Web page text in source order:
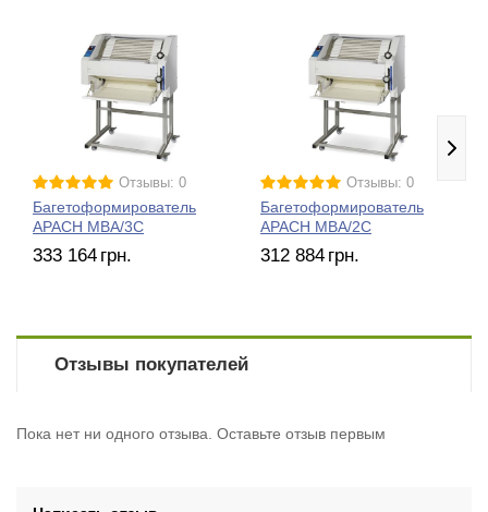
Отзывы: 0
Багетоформирователь
APACH MBA/3C
333 164 грн.
Отзывы: 0
Багетоформирователь
APACH MBA/2C
312 884 грн.
Отзывы покупателей
Пока нет ни одного отзыва. Оставьте отзыв первым